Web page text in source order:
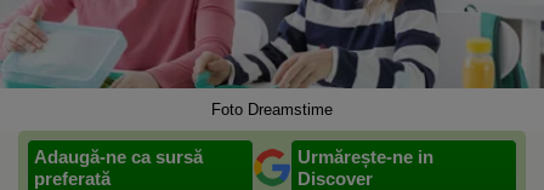
Foto Dreamstime
Adaugă-ne ca sursă
preferată
Urmărește-ne in
Discover